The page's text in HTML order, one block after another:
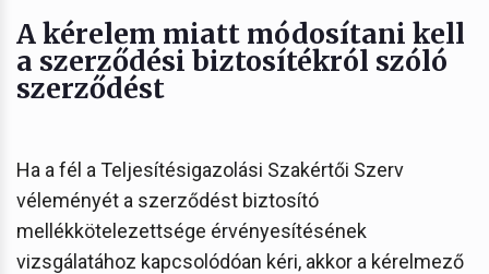
A kérelem miatt módosítani kell
a szerződési biztosítékról szóló
szerződést
Ha a fél a Teljesítésigazolási Szakértői Szerv
véleményét a szerződést biztosító
mellékkötelezettsége érvényesítésének
vizsgálatához kapcsolódóan kéri, akkor a kérelmező